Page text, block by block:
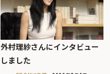
外村理紗さんにインタビュー
しました